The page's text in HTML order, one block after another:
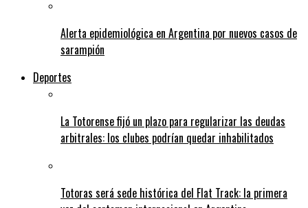
Alerta epidemiológica en Argentina por nuevos casos de
sarampión
Deportes
La Totorense fijó un plazo para regularizar las deudas
arbitrales: los clubes podrían quedar inhabilitados
Totoras será sede histórica del Flat Track: la primera